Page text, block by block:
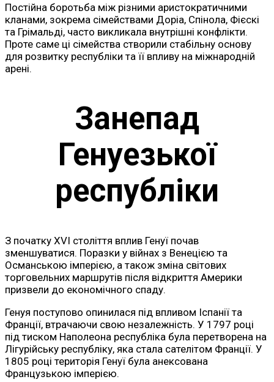
Постійна боротьба між різними аристократичними
кланами, зокрема сімействами Доріа, Спінола, Фієскі
та Грімальді, часто викликала внутрішні конфлікти.
Проте саме ці сімейства створили стабільну основу
для розвитку республіки та її впливу на міжнародній
арені.
Занепад
Генуезької
республіки
З початку XVI століття вплив Генуї почав
зменшуватися. Поразки у війнах з Венецією та
Османською імперією, а також зміна світових
торговельних маршрутів після відкриття Америки
призвели до економічного спаду.
Генуя поступово опинилася під впливом Іспанії та
Франції, втрачаючи свою незалежність. У 1797 році
під тиском Наполеона республіка була перетворена на
Лігурійську республіку, яка стала сателітом Франції. У
1805 році територія Генуї була анексована
Французькою імперією.